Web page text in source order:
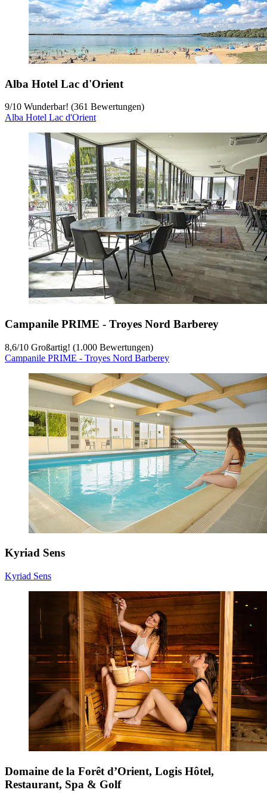
Alba Hotel Lac d'Orient
9/10 Wunderbar! (361 Bewertungen)
Alba Hotel Lac d'Orient
Campanile PRIME - Troyes Nord Barberey
8,6/10 Großartig! (1.000 Bewertungen)
Campanile PRIME - Troyes Nord Barberey
Kyriad Sens
Kyriad Sens
Domaine de la Forêt d’Orient, Logis Hôtel,
Restaurant, Spa & Golf